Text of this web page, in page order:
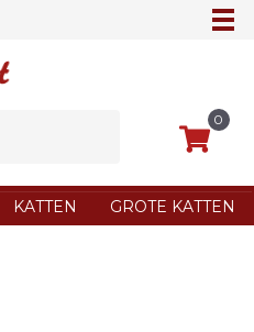
0
KATTEN GROTE KATTEN